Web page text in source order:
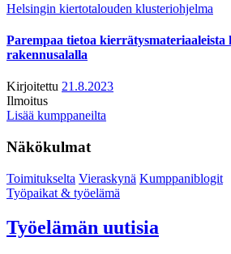
Helsingin kiertotalouden klusteriohjelma
Parempaa tietoa kierrätysmateriaaleista
rakennusalalla
Kirjoitettu 21.8.2023
Ilmoitus
Lisää kumppaneilta
Näkökulmat
Toimitukselta Vieraskynä Kumppaniblogit
Työpaikat & työelämä
Työelämän uutisia